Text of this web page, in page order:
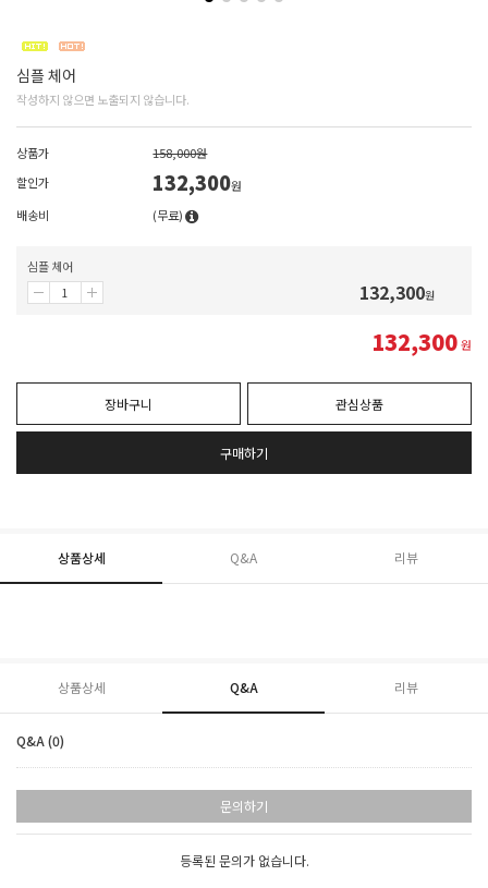
심플 체어
작성하지 않으면 노출되지 않습니다.
상품가
158,000원
할인가
132,300원
배송비
(무료)
심플 체어
132,300원
132,300원
장바구니 관심상품
구매하기
상품상세 Q&A 리뷰
상품상세 Q&A 리뷰
Q&A (0)
문의하기
등록된 문의가 없습니다.